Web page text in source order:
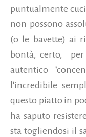
puntualmente
non possono
(o le bavette) ai
bontà, certo,
autentico
l'incredibile
questo piatto in
ha saputo
sta togliendosi il